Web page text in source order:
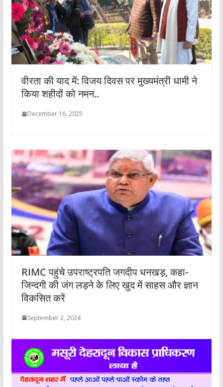
वीरता की याद में: विजय दिवस पर मुख्यमंत्री धामी ने
किया शहीदों को नमन..
December 16, 2025
RIMC पहुंचे उपराष्ट्रपति जगदीप धनखड़, कहा-
जिन्दगी की जंग लड़ने के लिए खुद में साहस और ज्ञान
विकसित करें
September 2, 2024